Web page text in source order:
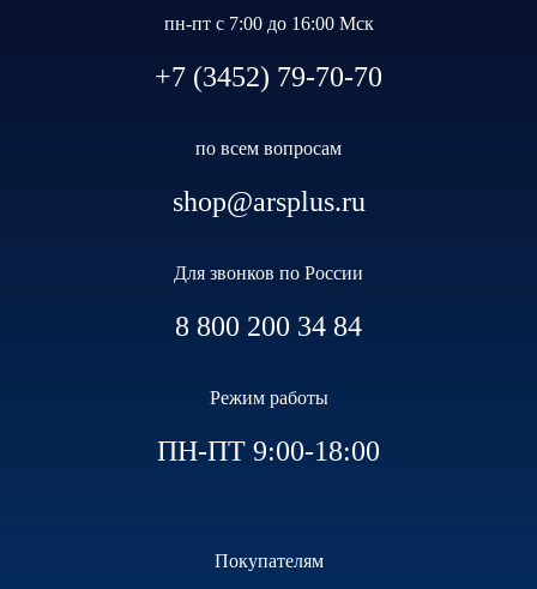
пн-пт с 7:00 до 16:00 Мск
+7 (3452) 79-70-70
по всем вопросам
shop@arsplus.ru
Для звонков по России
8 800 200 34 84
Режим работы
ПН-ПТ 9:00-18:00
Покупателям